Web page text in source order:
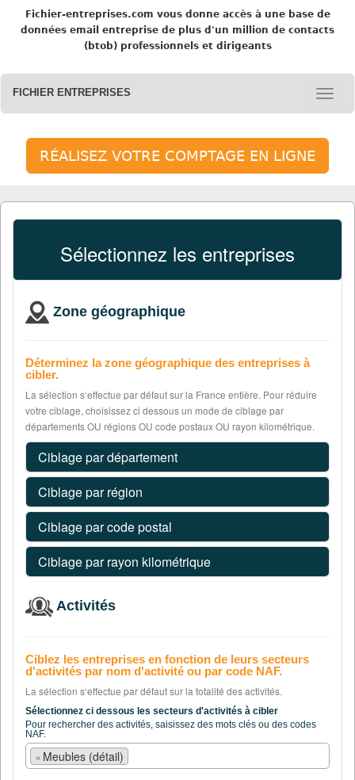
Fichier-entreprises.com vous donne accès à une base de
données email entreprise de plus d'un million de contacts
(btob) professionnels et dirigeants
FICHIER ENTREPRISES
RÉALISEZ VOTRE COMPTAGE EN LIGNE